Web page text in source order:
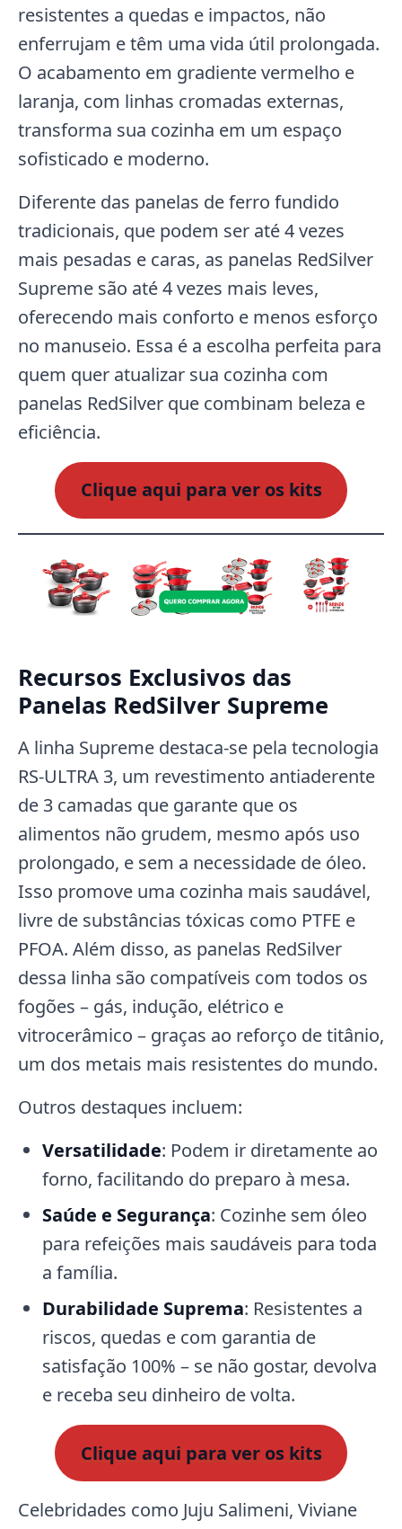
resistentes a quedas e impactos, não
enferrujam e têm uma vida útil prolongada.
O acabamento em gradiente vermelho e
laranja, com linhas cromadas externas,
transforma sua cozinha em um espaço
sofisticado e moderno.
Diferente das panelas de ferro fundido
tradicionais, que podem ser até 4 vezes
mais pesadas e caras, as panelas RedSilver
Supreme são até 4 vezes mais leves,
oferecendo mais conforto e menos esforço
no manuseio. Essa é a escolha perfeita para
quem quer atualizar sua cozinha com
panelas RedSilver que combinam beleza e
eficiência.
Clique aqui para ver os kits
Recursos Exclusivos das
Panelas RedSilver Supreme
A linha Supreme destaca-se pela tecnologia
RS-ULTRA 3, um revestimento antiaderente
de 3 camadas que garante que os
alimentos não grudem, mesmo após uso
prolongado, e sem a necessidade de óleo.
Isso promove uma cozinha mais saudável,
livre de substâncias tóxicas como PTFE e
PFOA. Além disso, as panelas RedSilver
dessa linha são compatíveis com todos os
fogões – gás, indução, elétrico e
vitrocerâmico – graças ao reforço de titânio,
um dos metais mais resistentes do mundo.
Outros destaques incluem:
Versatilidade: Podem ir diretamente ao
forno, facilitando do preparo à mesa.
Saúde e Segurança: Cozinhe sem óleo
para refeições mais saudáveis para toda
a família.
Durabilidade Suprema: Resistentes a
riscos, quedas e com garantia de
satisfação 100% – se não gostar, devolva
e receba seu dinheiro de volta.
Clique aqui para ver os kits
Celebridades como Juju Salimeni, Viviane